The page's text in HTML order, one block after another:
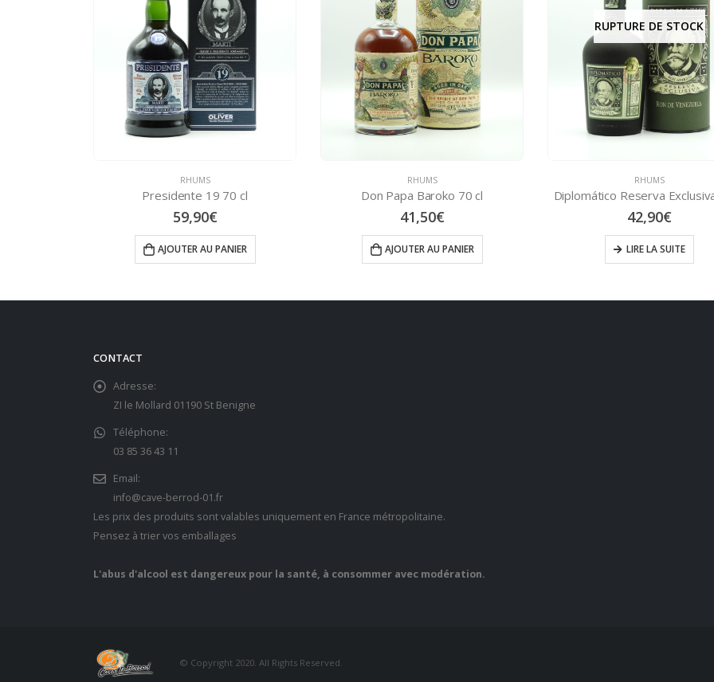
RHUMS
Don Papa Baroko 70 cl
41,50
AJOUTER AU PANIER
RUPTURE DE STOCK
RHUMS
Diplomático Reserva Exclusiva 70 cl
42,90
LIRE LA SUITE
RHUMS
Centenario 20 ans
59,00
AJOUTER AU
CONTACT
Adresse:
ZI le Mollard 01190 St Benigne
Téléphone:
03 85 36 43 11
Email:
info@cave-berrod-01.fr
Les prix des produits sont valables uniquement en France métropolitaine.
Pensez à trier vos emballages
L'abus d'alcool est dangereux pour la santé, à consommer avec modération.
© Copyright 2020. All Rights Reserved.